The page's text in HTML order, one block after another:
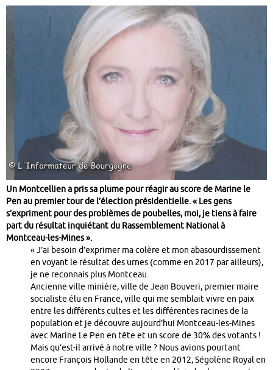
Un Montcellien a pris sa plume pour réagir au score de Marine le
Pen au premier tour de l’élection présidentielle. « Les gens
s’expriment pour des problèmes de poubelles, moi, je tiens à faire
part du résultat inquiétant du Rassemblement National à
Montceau-les-Mines ».
« J’ai besoin d’exprimer ma colère et mon abasourdissement
en voyant le résultat des urnes (comme en 2017 par ailleurs),
je ne reconnais plus Montceau.
Ancienne ville minière, ville de Jean Bouveri, premier maire
socialiste élu en France, ville qui me semblait vivre en paix
entre les différents cultes et les différentes racines de la
population et je découvre aujourd’hui Montceau-les-Mines
avec Marine Le Pen en tête et un score de 30% des votants !
Mais qu’est-il arrivé à notre ville ? Nous avions pourtant
encore François Hollande en tête en 2012, Ségolène Royal en